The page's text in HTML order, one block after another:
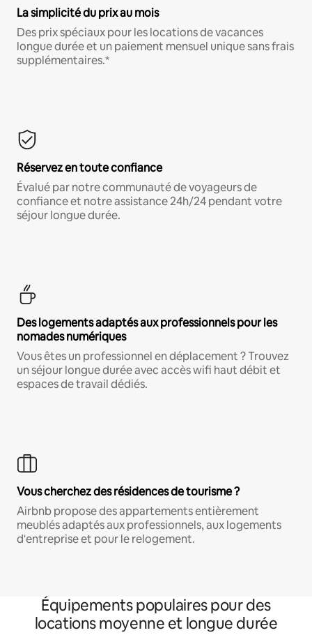
La simplicité du prix au mois
Des prix spéciaux pour les locations de vacances
longue durée et un paiement mensuel unique sans frais
supplémentaires.*
Réservez en toute confiance
Évalué par notre communauté de voyageurs de
confiance et notre assistance 24h/24 pendant votre
séjour longue durée.
Des logements adaptés aux professionnels pour les
nomades numériques
Vous êtes un professionnel en déplacement ? Trouvez
un séjour longue durée avec accès wifi haut débit et
espaces de travail dédiés.
Vous cherchez des résidences de tourisme ?
Airbnb propose des appartements entièrement
meublés adaptés aux professionnels, aux logements
d'entreprise et pour le relogement.
Équipements populaires pour des
locations moyenne et longue durée